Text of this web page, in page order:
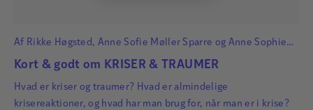
Af Rikke Høgsted , Anne Sofie Møller Sparre og Anne Sophie
Stougaard Byder
Kort & godt om KRISER & TRAUMER
Hvad er kriser og traumer? Hvad er almindelige
krisereaktioner, og hvad har man brug for, når man er i krise?